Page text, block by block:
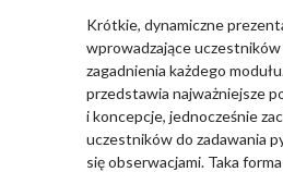
Krótkie, dynamiczne
wprowadzające
zagadnienia każdego
przedstawia najważniejsze
i koncepcje, jednocześnie
uczestników do zadawania
się obserwacjami. Taka